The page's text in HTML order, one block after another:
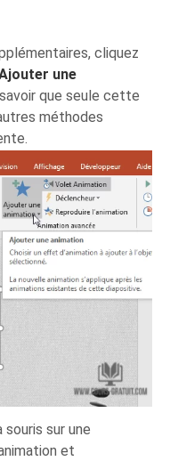
cliquez
une
que seule cette
méthodes
sur une
et